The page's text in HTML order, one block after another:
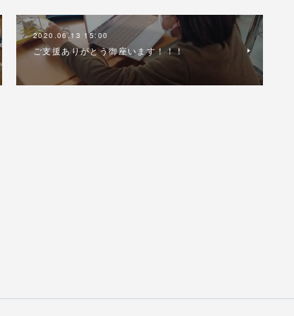
2020.06.13 15:00
ご支援ありがとう御座います！！！